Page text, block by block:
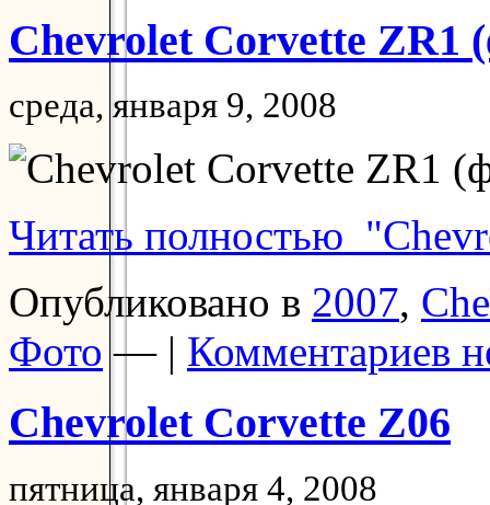
Chevrolet Corvette ZR1
среда, января 9, 2008
Читать полностью
Опубликовано в 2007,
Фото — | Комментариев
Chevrolet Corvette Z06
пятница, января 4, 2008